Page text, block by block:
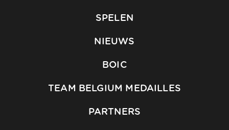
SPELEN
NIEUWS
BOIC
TEAM BELGIUM MEDAILLES
PARTNERS